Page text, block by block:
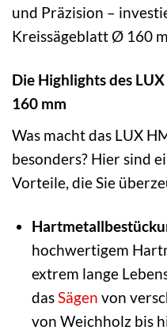
und Präzision –
Kreissägeblatt Ø 160
Die Highlights des
160 mm
Was macht das LUX
besonders? Hier sind
Vorteile, die Sie
hochwertigem
extrem lange
das Sägen von
von Weichholz bis